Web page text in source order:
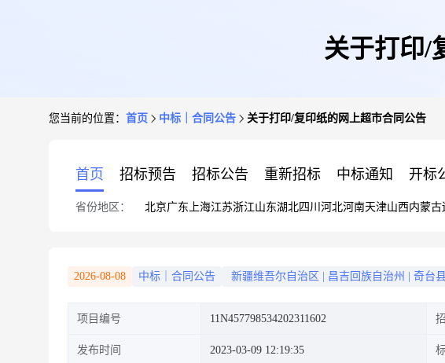
关于打印/
您当前的位置： 首页 中标｜合同公告 关于打印/复印纸的网上超市合同公告
首页 招标预告 招标公告 重新招标 中标通知 开标
省份地区： 北京广东 上海江苏浙江山东湖北四川 河北河南天津山西内蒙古
2026-08-08 中标｜合同公告 新疆维吾尔自治区 昌吉回族自治州 奇台
项目编号 11N457798534202311602
发布时间 2023-03-09 12:19:35